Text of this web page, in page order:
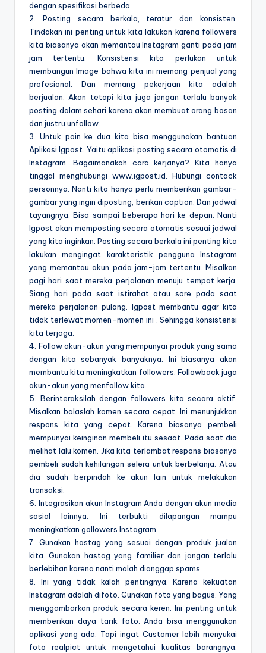
dengan spesifikasi berbeda.
2. Posting secara berkala, teratur dan konsisten.
Tindakan ini penting untuk kita lakukan karena followers
kita biasanya akan memantau Instagram ganti pada jam
jam tertentu. Konsistensi kita perlukan untuk
membangun Image bahwa kita ini memang penjual yang
profesional. Dan memang pekerjaan kita adalah
berjualan. Akan tetapi kita juga jangan terlalu banyak
posting dalam sehari karena akan membuat orang bosan
dan justru unfollow.
3. Untuk poin ke dua kita bisa menggunakan bantuan
Aplikasi Igpost. Yaitu aplikasi posting secara otomatis di
Instagram. Bagaimanakah cara kerjanya? Kita hanya
tinggal menghubungi www.igpost.id. Hubungi contack
personnya. Nanti kita hanya perlu memberikan gambar-
gambar yang ingin diposting, berikan caption. Dan jadwal
tayangnya. Bisa sampai beberapa hari ke depan. Nanti
Igpost akan memposting secara otomatis sesuai jadwal
yang kita inginkan. Posting secara berkala ini penting kita
lakukan mengingat karakteristik pengguna Instagram
yang memantau akun pada jam-jam tertentu. Misalkan
pagi hari saat mereka perjalanan menuju tempat kerja.
Siang hari pada saat istirahat atau sore pada saat
mereka perjalanan pulang. Igpost membantu agar kita
tidak terlewat momen-momen ini . Sehingga konsistensi
kita terjaga.
4. Follow akun-akun yang mempunyai produk yang sama
dengan kita sebanyak banyaknya. Ini biasanya akan
membantu kita meningkatkan followers. Followback juga
akun-akun yang menfollow kita.
5. Berinteraksilah dengan followers kita secara aktif.
Misalkan balaslah komen secara cepat. Ini menunjukkan
respons kita yang cepat. Karena biasanya pembeli
mempunyai keinginan membeli itu sesaat. Pada saat dia
melihat lalu komen. Jika kita terlambat respons biasanya
pembeli sudah kehilangan selera untuk berbelanja. Atau
dia sudah berpindah ke akun lain untuk melakukan
transaksi.
6. Integrasikan akun Instagram Anda dengan akun media
sosial lainnya. Ini terbukti dilapangan mampu
meningkatkan gollowers Instagram.
7. Gunakan hastag yang sesuai dengan produk jualan
kita. Gunakan hastag yang familier dan jangan terlalu
berlebihan karena nanti malah dianggap spams.
8. Ini yang tidak kalah pentingnya. Karena kekuatan
Instagram adalah difoto. Gunakan foto yang bagus. Yang
menggambarkan produk secara keren. Ini penting untuk
memberikan daya tarik foto. Anda bisa menggunakan
aplikasi yang ada. Tapi ingat Customer lebih menyukai
foto realpict untuk mengetahui kualitas barangnya.